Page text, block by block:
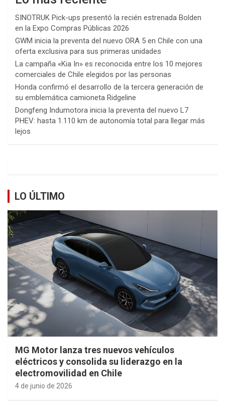
SINOTRUK Pick-ups presentó la recién estrenada Bolden
en la Expo Compras Públicas 2026
GWM inicia la preventa del nuevo ORA 5 en Chile con una
oferta exclusiva para sus primeras unidades
La campaña «Kia In» es reconocida entre los 10 mejores
comerciales de Chile elegidos por las personas
Honda confirmó el desarrollo de la tercera generación de
su emblemática camioneta Ridgeline
Dongfeng Indumotora inicia la preventa del nuevo L7
PHEV: hasta 1.110 km de autonomía total para llegar más
lejos
LO ÚLTIMO
MG Motor lanza tres nuevos vehículos
eléctricos y consolida su liderazgo en la
electromovilidad en Chile
4 de junio de 2026